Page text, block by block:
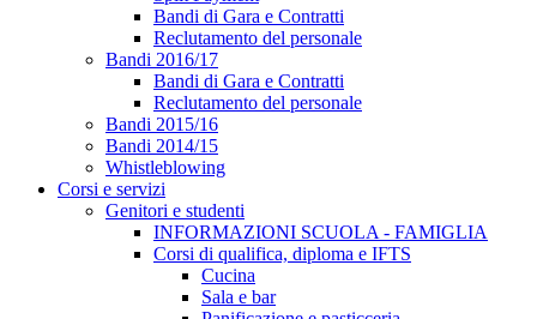
Bandi di Gara e Contratti
Reclutamento del personale
Bandi 2016/17
Bandi di Gara e Contratti
Reclutamento del personale
Bandi 2015/16
Bandi 2014/15
Whistleblowing
Corsi e servizi
Genitori e studenti
INFORMAZIONI SCUOLA - FAMIGLIA
Corsi di qualifica, diploma e IFTS
Cucina
Sala e bar